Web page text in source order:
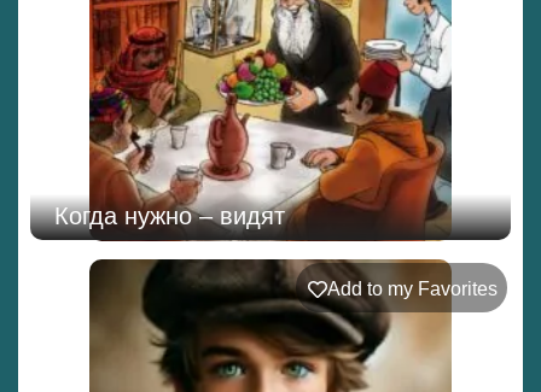
Когда нужно – видят
Add to my Favorites